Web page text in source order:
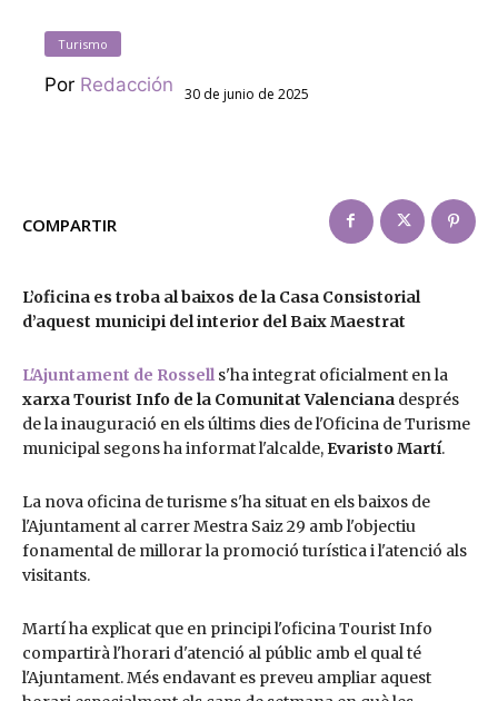
Turismo
Por Redacción 30 de junio de 2025
COMPARTIR
L’oficina es troba al baixos de la Casa Consistorial
d’aquest municipi del interior del Baix Maestrat
L'Ajuntament de Rossell s'ha integrat oficialment en la
xarxa Tourist Info de la Comunitat Valenciana després
de la inauguració en els últims dies de l'Oficina de Turisme
municipal segons ha informat l'alcalde, Evaristo Martí.
La nova oficina de turisme s'ha situat en els baixos de
l'Ajuntament al carrer Mestra Saiz 29 amb l'objectiu
fonamental de millorar la promoció turística i l'atenció als
visitants.
Martí ha explicat que en principi l'oficina Tourist Info
compartirà l'horari d'atenció al públic amb el qual té
l'Ajuntament. Més endavant es preveu ampliar aquest